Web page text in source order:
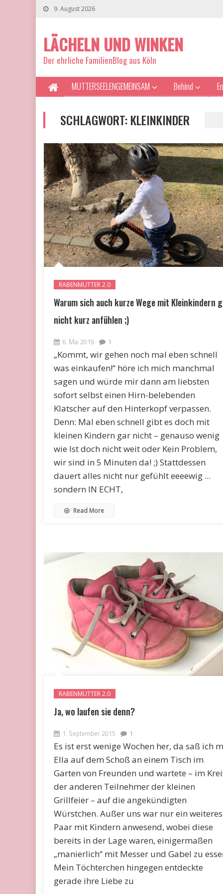
9. August 2026
LÄCHELN UND WINKEN
Der ehrliche FamilienBlog aus Köln
MUTTERSEELENGEMEINSAM Behind
SCHLAGWORT:KLEINKINDER
RABENMUTTER 2.0
Warum sich auch kurze Wege mit Kleinkindern
nicht kurz anfühlen ;)
6. Mai 2019 1
„Kommt, wir gehen noch mal eben schnell
was einkaufen!“ höre ich mich manchmal
sagen und würde mir dann am liebsten
sofort selbst einen Hirn-belebenden
Klatscher auf den Hinterkopf verpassen.
Denn: Mal eben schnell gibt es doch mit
kleinen Kindern gar nicht – genauso wenig
wie Ist doch nicht weit oder Kein Problem,
wir sind in 5 Minuten da! ;) Stattdessen
dauert alles nicht nur gefühlt eeeewig ...
sondern IN ECHT,
Read More
RABENMUTTER 2.0
Ja, wo laufen sie denn?
1. September 2015 1
Es ist erst wenige Wochen her, da saß ich
Ella auf dem Schoß an einem Tisch im
Garten von Freunden und wartete – im
der anderen Teilnehmer der kleinen
Grillfeier – auf die angekündigten
Würstchen. Außer uns war nur ein weiteres
Paar mit Kindern anwesend, wobei diese
bereits in der Lage waren, einigermaßen
„manierlich“ mit Messer und Gabel zu
Mein Töchterchen hingegen entdeckte
gerade ihre Liebe zu